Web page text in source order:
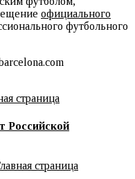
официального
футбольного
Российской